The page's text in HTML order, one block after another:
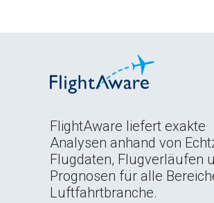
FlightAware liefert exakte
Analysen anhand von
Flugdaten, Flugverläufen
Prognosen für alle
Luftfahrtbranche.